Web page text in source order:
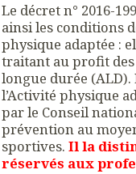
Le décret n° 2016-
ainsi les conditions
physique adaptée :
traitant au profit des
longue durée
l’Activité physique
par le Conseil
prévention au
sportives. Il la
réservés aux